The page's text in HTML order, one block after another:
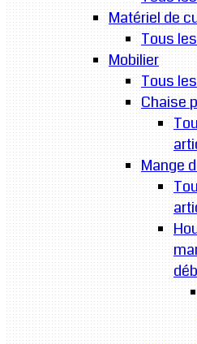
Matériel de
Tous
Mobilier
Tous
Chaise
Mange